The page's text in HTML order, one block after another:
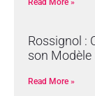
Read More »
Rossignol :
son
Read More »